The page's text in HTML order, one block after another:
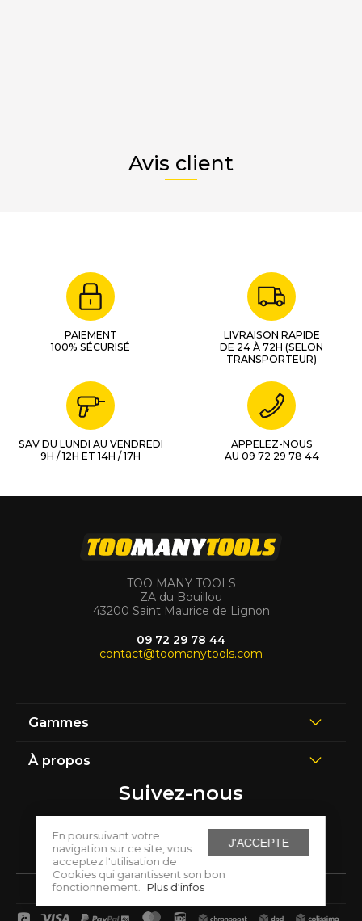
J'ACCEPTE
En poursuivant votre
navigation sur ce site, vous
acceptez l'utilisation de
Cookies qui garantissent son bon
fonctionnement.
Plus d'infos
Avis client
PAIEMENT
100% SÉCURISÉ
LIVRAISON RAPIDE
DE 24 À 72H (SELON
TRANSPORTEUR)
SAV DU LUNDI AU VENDREDI
9H / 12H ET 14H / 17H
APPELEZ-NOUS
AU 09 72 29 78 44
TOO MANY TOOLS
ZA du Bouillou
43200 Saint Maurice de Lignon
09 72 29 78 44
contact@toomanytools.com
Gammes
À propos
Suivez-nous